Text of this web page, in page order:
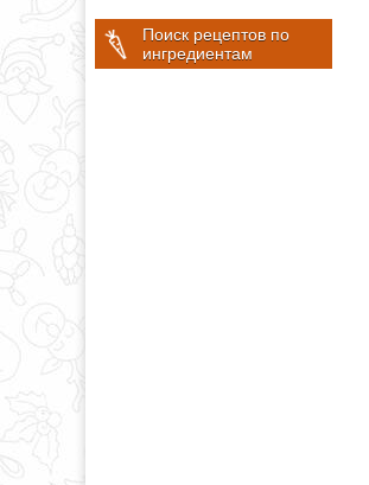
Поиск рецептов по
ингредиентам